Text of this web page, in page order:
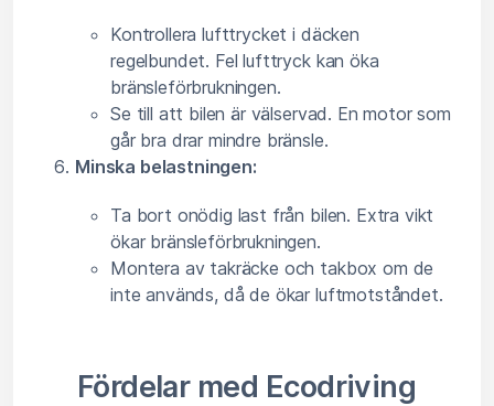
Kontrollera lufttrycket i däcken
regelbundet. Fel lufttryck kan öka
bränsleförbrukningen.
Se till att bilen är välservad. En motor som
går bra drar mindre bränsle.
Minska belastningen:
Ta bort onödig last från bilen. Extra vikt
ökar bränsleförbrukningen.
Montera av takräcke och takbox om de
inte används, då de ökar luftmotståndet.
Fördelar med Ecodriving